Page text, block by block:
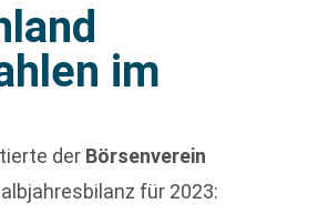
im
der Börsenverein
für 2023: